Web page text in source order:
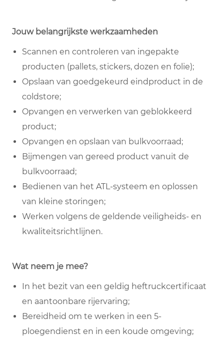
Jouw belangrijkste werkzaamheden
Scannen en controleren van ingepakte
producten (pallets, stickers, dozen en folie);
Opslaan van goedgekeurd eindproduct in de
coldstore;
Opvangen en verwerken van geblokkeerd
product;
Opvangen en opslaan van bulkvoorraad;
Bijmengen van gereed product vanuit de
bulkvoorraad;
Bedienen van het ATL-systeem en oplossen
van kleine storingen;
Werken volgens de geldende veiligheids- en
kwaliteitsrichtlijnen.
Wat neem je mee?
In het bezit van een geldig heftruckcertificaat
en aantoonbare rijervaring;
Bereidheid om te werken in een 5-
ploegendienst en in een koude omgeving;